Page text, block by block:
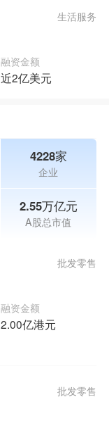
生活服务
融资金额
近2亿美元
4228家
企业
2.55万亿元
A股总市值
融资金额
2.00亿港元
批发零售
批发零售